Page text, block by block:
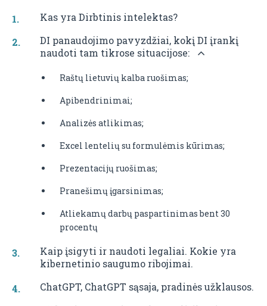
Kas yra Dirbtinis intelektas?
DI panaudojimo pavyzdžiai, kokį DI įrankį
naudoti tam tikrose situacijose:
Raštų lietuvių kalba ruošimas;
Apibendrinimai;
Analizės atlikimas;
Excel lentelių su formulėmis kūrimas;
Prezentacijų ruošimas;
Pranešimų įgarsinimas;
Atliekamų darbų paspartinimas bent 30
procentų
Kaip įsigyti ir naudoti legaliai. Kokie yra
kibernetinio saugumo ribojimai.
ChatGPT, ChatGPT sąsaja, pradinės užklausos.